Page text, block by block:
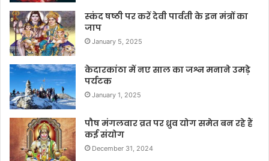
स्कंद षष्ठी पर करें देवी पार्वती के इन मंत्रों का
जाप
January 5, 2025
केदारकांठा में नए साल का जश्न मनाने उमड़े
पर्यटक
January 1, 2025
पौष मंगलवार व्रत पर ध्रुव योग समेत बन रहे हैं
कई संयोग
December 31, 2024